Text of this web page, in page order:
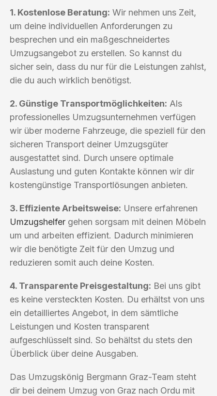
1. Kostenlose Beratung: Wir nehmen uns Zeit,
um deine individuellen Anforderungen zu
besprechen und ein maßgeschneidertes
Umzugsangebot zu erstellen. So kannst du
sicher sein, dass du nur für die Leistungen zahlst,
die du auch wirklich benötigst.
2. Günstige Transportmöglichkeiten: Als
professionelles Umzugsunternehmen verfügen
wir über moderne Fahrzeuge, die speziell für den
sicheren Transport deiner Umzugsgüter
ausgestattet sind. Durch unsere optimale
Auslastung und guten Kontakte können wir dir
kostengünstige Transportlösungen anbieten.
3. Effiziente Arbeitsweise: Unsere erfahrenen
Umzugshelfer gehen sorgsam mit deinen Möbeln
um und arbeiten effizient. Dadurch minimieren
wir die benötigte Zeit für den Umzug und
reduzieren somit auch deine Kosten.
4. Transparente Preisgestaltung: Bei uns gibt
es keine versteckten Kosten. Du erhältst von uns
ein detailliertes Angebot, in dem sämtliche
Leistungen und Kosten transparent
aufgeschlüsselt sind. So behältst du stets den
Überblick über deine Ausgaben.
Das Umzugskönig Bergmann Graz-Team steht
dir bei deinem Umzug von Graz nach Ordu mit